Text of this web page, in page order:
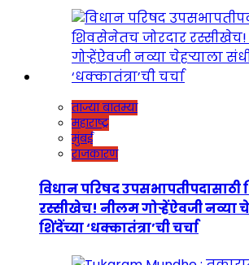
ताज्या बातम्या
महाराष्ट्र
मुंबई
राजकारण
विधान परिषद
रस्सीखेच! नीलम गोऱ्हेंऐवजी नव्या
शिंदेंच्या ‘धक्कातंत्रा’ची चर्चा